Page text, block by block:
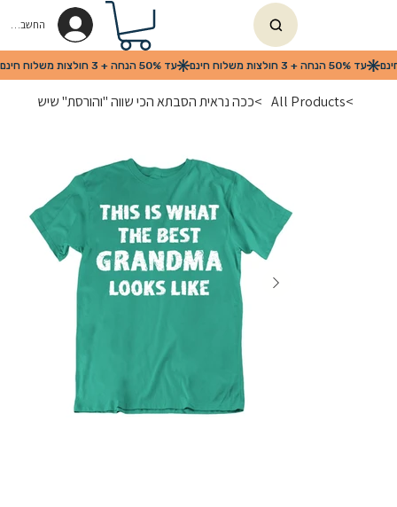
החשבון שלי
>
All Products
>ככה נראית הסבתא הכי שווה "והורסת" שיש